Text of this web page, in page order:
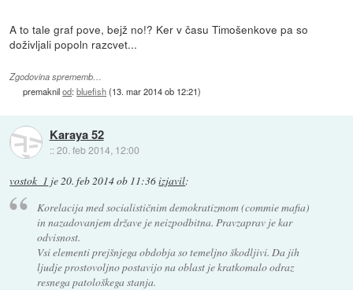
A to tale graf pove, bejž no!? Ker v času Timošenkove pa so
doživljali popoln razcvet...
Zgodovina sprememb…
premaknilod:bluefish(13. mar 2014 ob 12:21)
Karaya 52
::20. feb 2014, 12:00
vostok_1 je20. feb 2014 ob 11:36izjavil:
Korelacija med socialističnim demokratizmom (commie mafia)
in nazadovanjem države je neizpodbitna. Pravzaprav je kar
odvisnost.
Vsi elementi prejšnjega obdobja so temeljno škodljivi. Da jih
ljudje prostovoljno postavijo na oblast je kratkomalo odraz
resnega patološkega stanja.